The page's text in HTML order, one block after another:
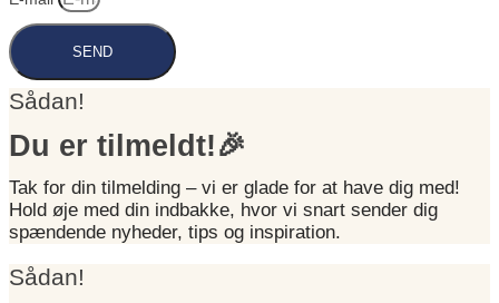
SEND
Sådan!
Du er tilmeldt!🎉
Tak for din tilmelding – vi er glade for at have dig med!
Hold øje med din indbakke, hvor vi snart sender dig
spændende nyheder, tips og inspiration.
Sådan!